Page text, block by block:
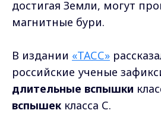
достигая Земли, могут
магнитные бури.
В издании «ТАСС»
российские ученые
длительные вспышки
вспышек класса С.